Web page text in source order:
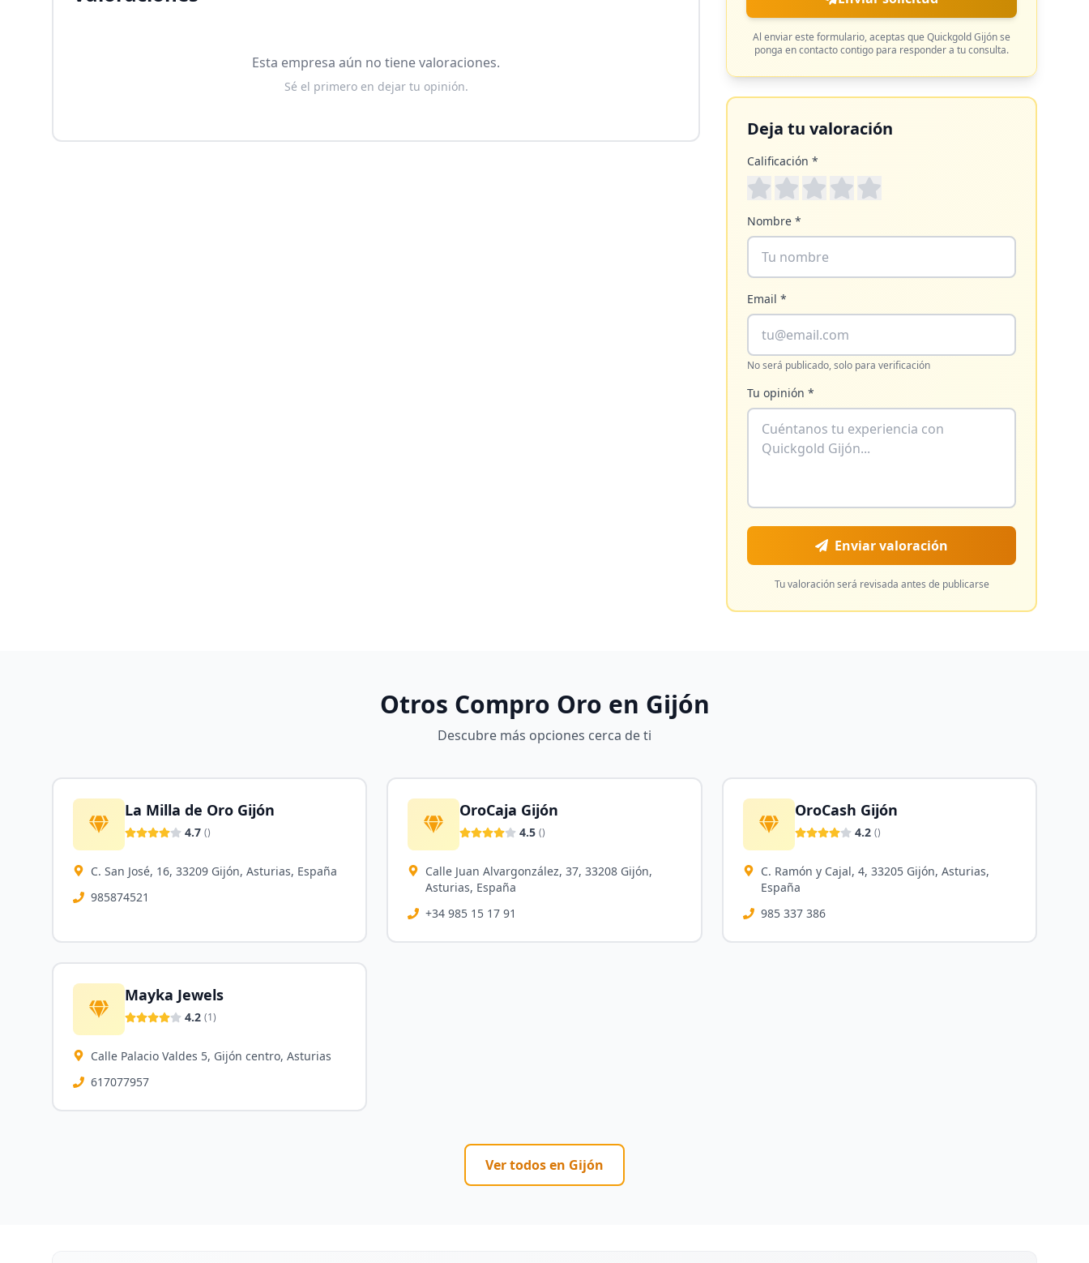
Esta empresa aún no tiene valoraciones.
Sé el primero en dejar tu opinión.
Al enviar este formulario, aceptas que Quickgold Gijónse
ponga en contacto contigo para responder a tu consulta.
Deja tu valoración
Calificación *
Nombre *
Email *
No será publicado, solo para verificación
Tu opinión *
Enviar valoración
Tu valoración será revisada antes de publicarse
Otros Compro Oro en Gijón
Descubre más opciones cerca de ti
La Milla de Oro Gijón
4.7 ()
C. San José, 16, 33209 Gijón, Asturias, España
985874521
OroCaja Gijón
4.5 ()
Calle Juan Alvargonzález, 37, 33208 Gijón,
Asturias, España
+34 985 15 17 91
OroCash Gijón
4.2 ()
C. Ramón y Cajal, 4, 33205 Gijón, Asturias,
España
985 337 386
Mayka Jewels
4.2 (1)
Calle Palacio Valdes 5, Gijón centro, Asturias
617077957
Ver todos en Gijón